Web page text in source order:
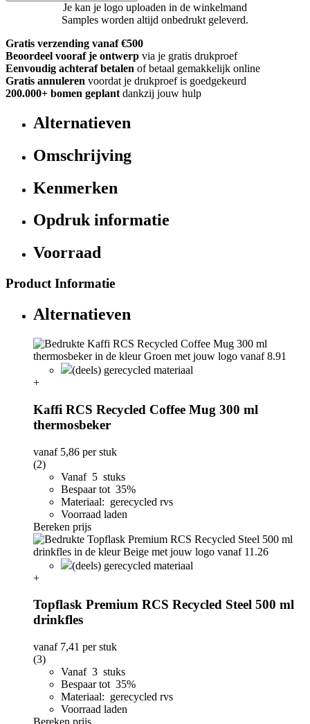
Je kan je logo uploaden in de winkelmand
Samples worden altijd onbedrukt geleverd.
Gratis verzending vanaf €500
Beoordeel vooraf je ontwerp via je gratis drukproef
Eenvoudig achteraf betalen of betaal gemakkelijk online
Gratis annuleren voordat je drukproef is goedgekeurd
200.000+ bomen geplant dankzij jouw hulp
Alternatieven
Omschrijving
Kenmerken
Opdruk informatie
Voorraad
Product Informatie
Alternatieven
(deels) gerecycled materiaal
+
Kaffi RCS Recycled Coffee Mug 300 ml
thermosbeker
vanaf 5,86 per stuk
(2)
Vanaf 5 stuks
Bespaar tot 35%
Materiaal: gerecycled rvs
Voorraad laden
Bereken prijs
(deels) gerecycled materiaal
+
Topflask Premium RCS Recycled Steel 500 ml
drinkfles
vanaf 7,41 per stuk
(3)
Vanaf 3 stuks
Bespaar tot 35%
Materiaal: gerecycled rvs
Voorraad laden
Bereken prijs